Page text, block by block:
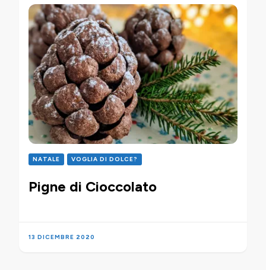
NATALE VOGLIA DI DOLCE?
Pigne di Cioccolato
13 DICEMBRE 2020